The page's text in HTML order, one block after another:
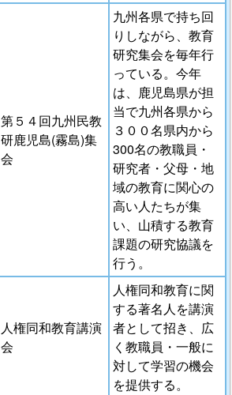
第５４回九州民教
研鹿児島(霧島)集
会
九州各県で持ち回
りしながら、教育
研究集会を毎年行
っている。今年
は、鹿児島県が担
当で九州各県から
３００名県内から
300名の教職員・
研究者・父母・地
域の教育に関心の
高い人たちが集
い、山積する教育
課題の研究協議を
行う。
人権同和教育講演
会
人権同和教育に関
する著名人を講演
者として招き、広
く教職員・一般に
対して学習の機会
を提供する。